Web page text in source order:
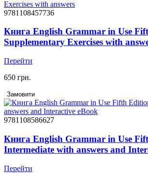
9781108457736
Книга English Grammar in Use
Supplementary Exercises with
Перейти
650 грн.
Замовити
9781108586627
Книга English Grammar in Use
Intermediate with answers and
Перейти